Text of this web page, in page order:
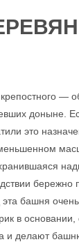
крепостного —
доныне.
это
бережно
эта башня
в основании,
и делают